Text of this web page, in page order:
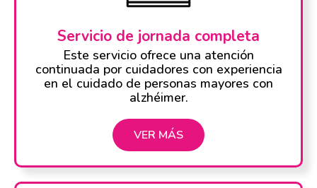
Servicio de jornada completa
Este servicio ofrece una atención
continuada por cuidadores con experiencia
en el cuidado de personas mayores con
alzhéimer.
VER MÁS